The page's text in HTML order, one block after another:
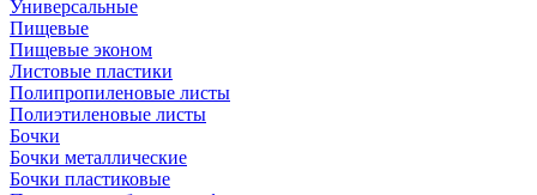
Универсальные
Пищевые
Пищевые эконом
Листовые пластики
Полипропиленовые листы
Полиэтиленовые листы
Бочки
Бочки металлические
Бочки пластиковые